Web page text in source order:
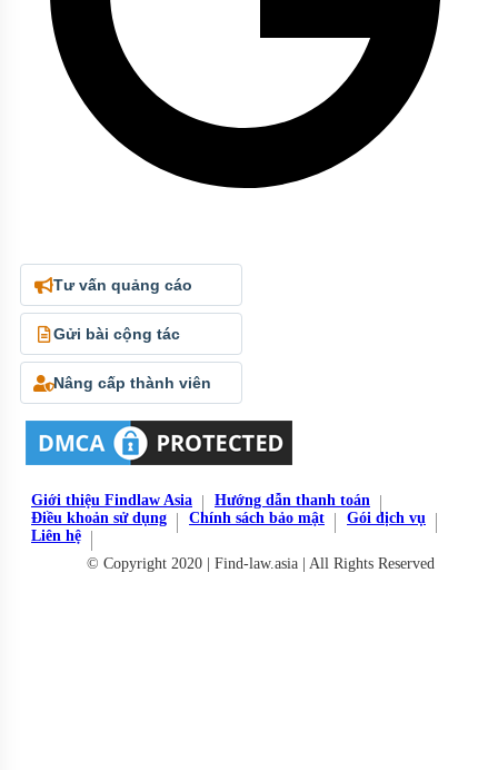
Tư vấn quảng cáo
Gửi bài cộng tác
Nâng cấp thành viên
Giới thiệu Findlaw Asia
Hướng dẫn thanh toán
Điều khoản sử dụng
Chính sách bảo mật
Gói dịch vụ
Liên hệ
© Copyright 2020 | Find-law.asia | All Rights Reserved